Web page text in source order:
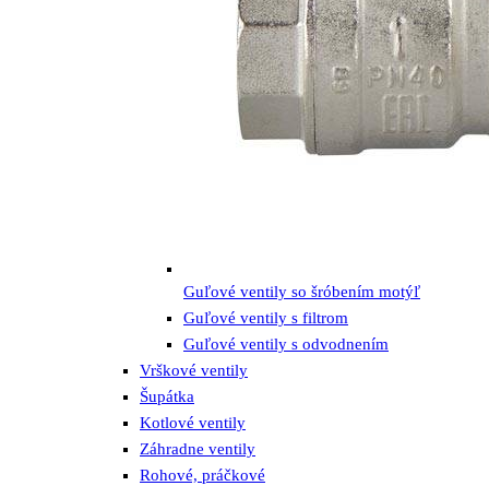
Guľové ventily so šróbením motýľ
Guľové ventily s filtrom
Guľové ventily s odvodnením
Vrškové ventily
Šupátka
Kotlové ventily
Záhradne ventily
Rohové, práčkové